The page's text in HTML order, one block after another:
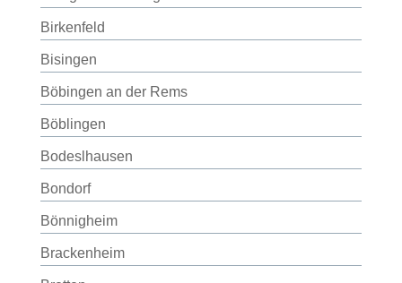
Birkenfeld
Bisingen
Böbingen an der Rems
Böblingen
Bodeslhausen
Bondorf
Bönnigheim
Brackenheim